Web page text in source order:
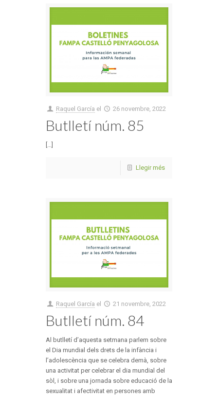
Raquel García el 26 novembre, 2022
Butlletí núm. 85
[...]
Llegir més
Raquel García el 21 novembre, 2022
Butlletí núm. 84
Al butlletí d’aquesta setmana parlem sobre
el Dia mundial dels drets de la infància i
l’adolescència que se celebra demà, sobre
una activitat per celebrar el dia mundial del
sòl, i sobre una jornada sobre educació de la
sexualitat i afectivitat en persones amb